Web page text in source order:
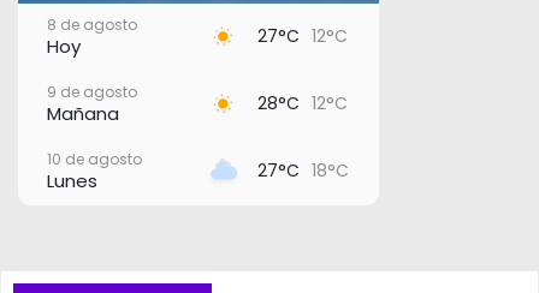
8 de agosto
Hoy 27°C 12°C
9 de agosto
Mañana 28°C 12°C
10 de agosto
Lunes 27°C 18°C